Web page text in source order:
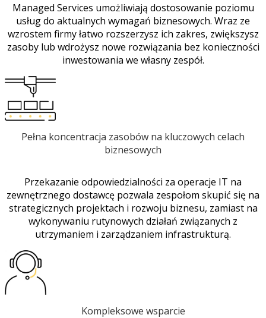
Managed Services umożliwiają dostosowanie poziomu
usług do aktualnych wymagań biznesowych. Wraz ze
wzrostem firmy łatwo rozszerzysz ich zakres, zwiększysz
zasoby lub wdrożysz nowe rozwiązania bez konieczności
inwestowania we własny zespół.
Pełna koncentracja zasobów na kluczowych celach
biznesowych
Przekazanie odpowiedzialności za operacje IT na
zewnętrznego dostawcę pozwala zespołom skupić się na
strategicznych projektach i rozwoju biznesu, zamiast na
wykonywaniu rutynowych działań związanych z
utrzymaniem i zarządzaniem infrastrukturą.
Kompleksowe wsparcie